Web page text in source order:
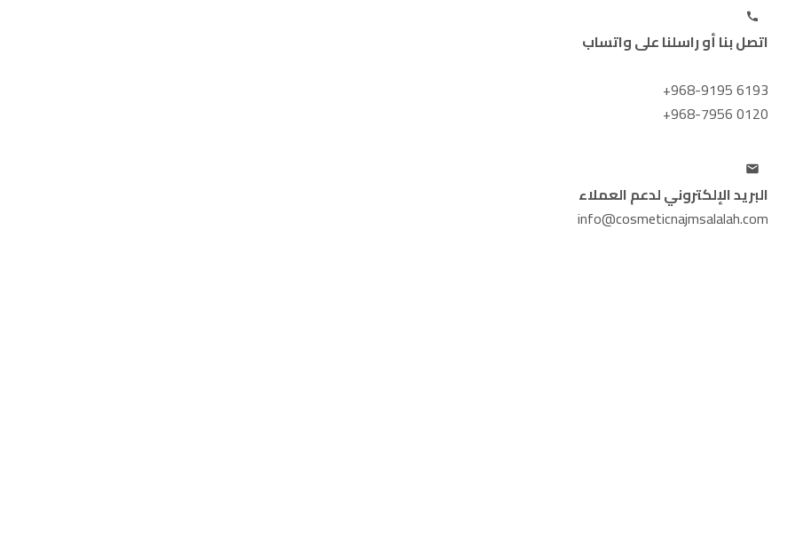
اتصل بنا أو راسلنا على واتساب
+968-9195 6193
+968-7956 0120
البريد الإلكتروني لدعم العملاء
info@cosmeticnajmsalalah.com